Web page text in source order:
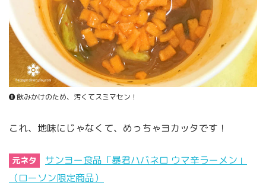
飲みかけのため、汚くてスミマセン！
これ、地味にじゃなくて、めっちゃヨカッタです！
元ネタ
サンヨー食品「暴君ハバネロ ウマ辛ラーメン」
（ローソン限定商品）